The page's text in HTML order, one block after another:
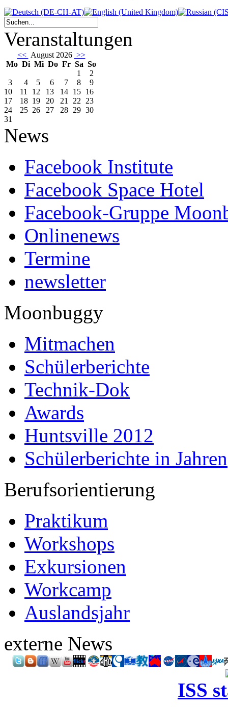
Veranstaltungen
<< August 2026 >>
Mo Di Mi Do Fr Sa So
1
2
3
4 5 6 7 8
9
10
11 12 13 14 15 16
17
18 19 20 21 22 23
24
25 26 27 28 29 30
31
News
Facebook Institute
Facebook Space Hotel
Facebook-Gruppe
Onlinenews
Termine
newsletter
Moonbuggy
Mitmachen
Schülerberichte
Technik-Dok
Awards
Huntsville 2012
Schülerberichte in Jahren
Berufsorientierung
Praktikum
Workshops
Exkursionen
Workcamp
Auslandsjahr
externe News
ISS